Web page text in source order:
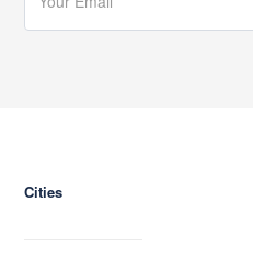
Cities